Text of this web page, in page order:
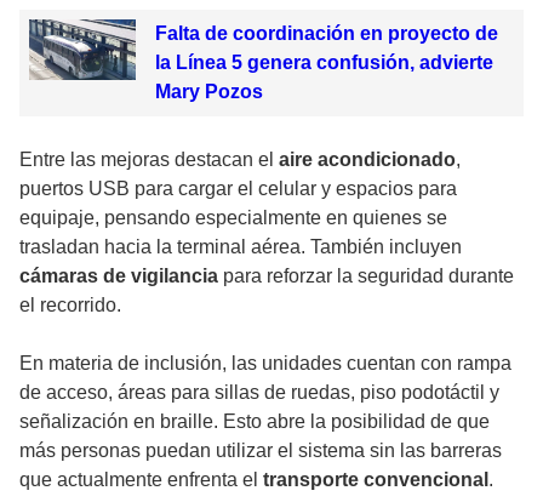
Falta de coordinación en proyecto de
la Línea 5 genera confusión, advierte
Mary Pozos
Entre las mejoras destacan el aire acondicionado,
puertos USB para cargar el celular y espacios para
equipaje, pensando especialmente en quienes se
trasladan hacia la terminal aérea. También incluyen
cámaras de vigilancia para reforzar la seguridad durante
el recorrido.
En materia de inclusión, las unidades cuentan con rampa
de acceso, áreas para sillas de ruedas, piso podotáctil y
señalización en braille. Esto abre la posibilidad de que
más personas puedan utilizar el sistema sin las barreras
que actualmente enfrenta el transporte convencional .